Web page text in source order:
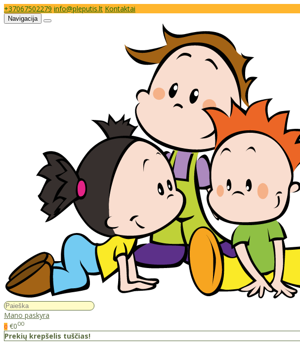
+37067502279 info@pleputis.lt Kontaktai
Navigacija
Mano paskyra
0 €000
Prekių krepšelis tuščias!